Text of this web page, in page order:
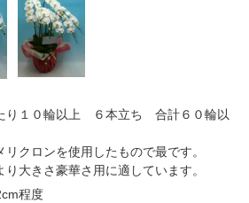
り１０輪以上 ６本立ち 合計６０輪以
リクロンを使用したもので最です。
り大きさ豪華さ用に適しています。
程度